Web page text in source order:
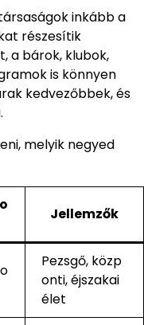
inkább a
részesítik
a bárok, klubok,
is könnyen
kedvezőbbek, és
melyik negyed
Jellemzők
Pezsgő, közp
onti, éjszakai
élet